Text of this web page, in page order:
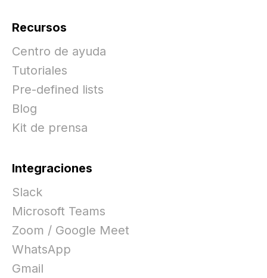
Recursos
Centro de ayuda
Tutoriales
Pre-defined lists
Blog
Kit de prensa
Integraciones
Slack
Microsoft Teams
Zoom / Google Meet
WhatsApp
Gmail